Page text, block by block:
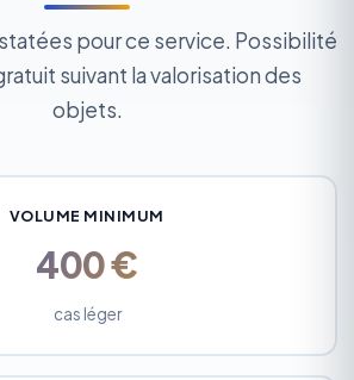
pour ce service. Possibilité
suivant la valorisation des
objets.
VOLUME MINIMUM
400 €
cas léger